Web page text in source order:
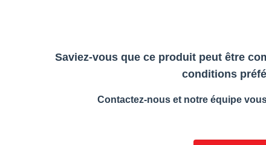
Saviez-vous que ce produit peut être
conditions
Contactez-nous et notre équipe